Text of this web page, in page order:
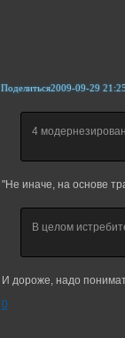
Поделиться2009-09-29
4
"Не иначе, на основе
В целом
И дороже, надо
0